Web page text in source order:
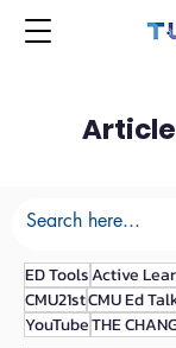
ED ToolsActive
CMU21stCMU Ed
YouTubeTHE